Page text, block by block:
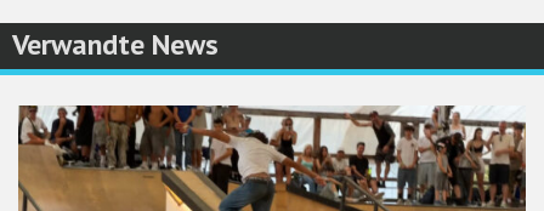
Verwandte News